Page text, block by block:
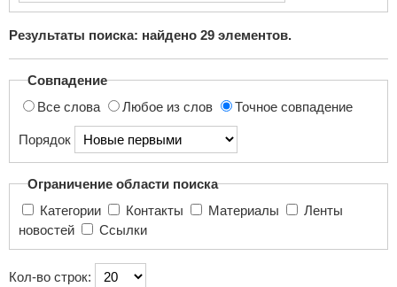
текст
поиска...
Результаты поиска: найдено 29 элементов.
Совпадение
Все слова
Любое из слов Точное совпадение
Порядок
Ограничение области поиска
Категории
Контакты Материалы
новостей
Ссылки
Кол-во строк: